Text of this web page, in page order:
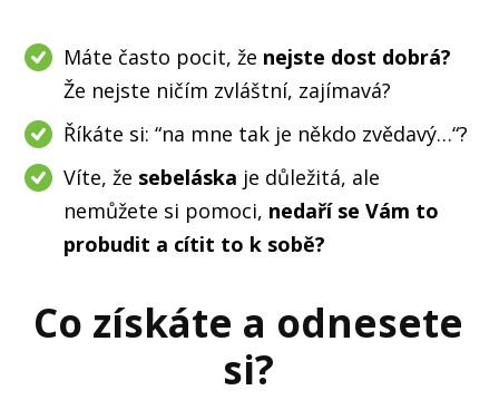
Máte často pocit, že nejste dost dobrá?
Že nejste ničím zvláštní, zajímavá?
Říkáte si: “na mne tak je někdo zvědavý…“?
Víte, že sebeláska je důležitá, ale
nemůžete si pomoci, nedaří se Vám to
probudit a cítit to k sobě?
Co získáte a odnesete
si?